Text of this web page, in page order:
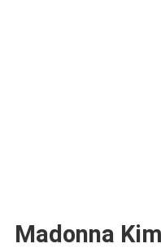
Madonna